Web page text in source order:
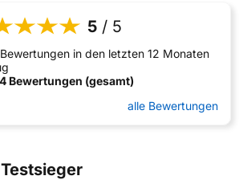
5 / 5
in den letzten 12 Monaten
Bewertungen (gesamt)
alle Bewertungen